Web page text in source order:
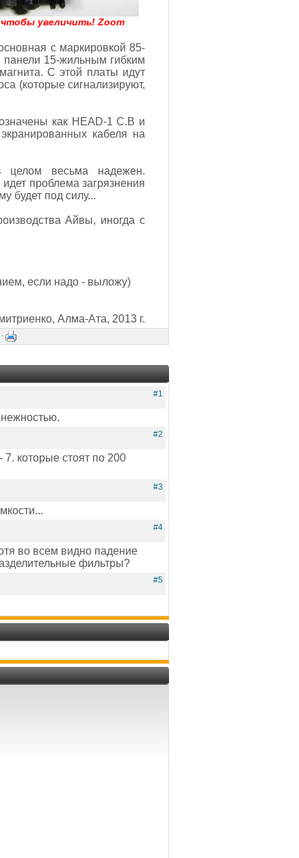
увеличить! Zoom
с маркировкой 85-
панели 15-жильным гибким
С этой платы идут
(которые сигнализируют,
как HEAD-1 C.B и
кабеля на
целом весьма надежен.
проблема загрязнения
будет под силу...
Айвы, иногда с
если надо - выложу)
Алма-Ата, 2013 г.
#1
#2
которые стоят по 200
#3
#4
во всем видно падение
фильтры?
#5